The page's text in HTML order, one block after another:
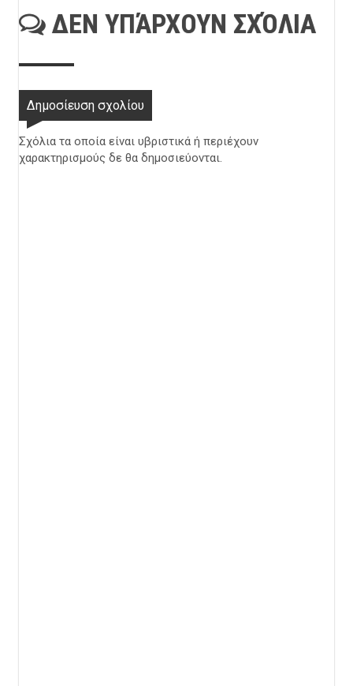
ΔΕΝ ΥΠΆΡΧΟΥΝ ΣΧΌΛΙΑ
Δημοσίευση σχολίου
Σχόλια τα οποία είναι υβριστικά ή περιέχουν
χαρακτηρισμούς δε θα δημοσιεύονται.